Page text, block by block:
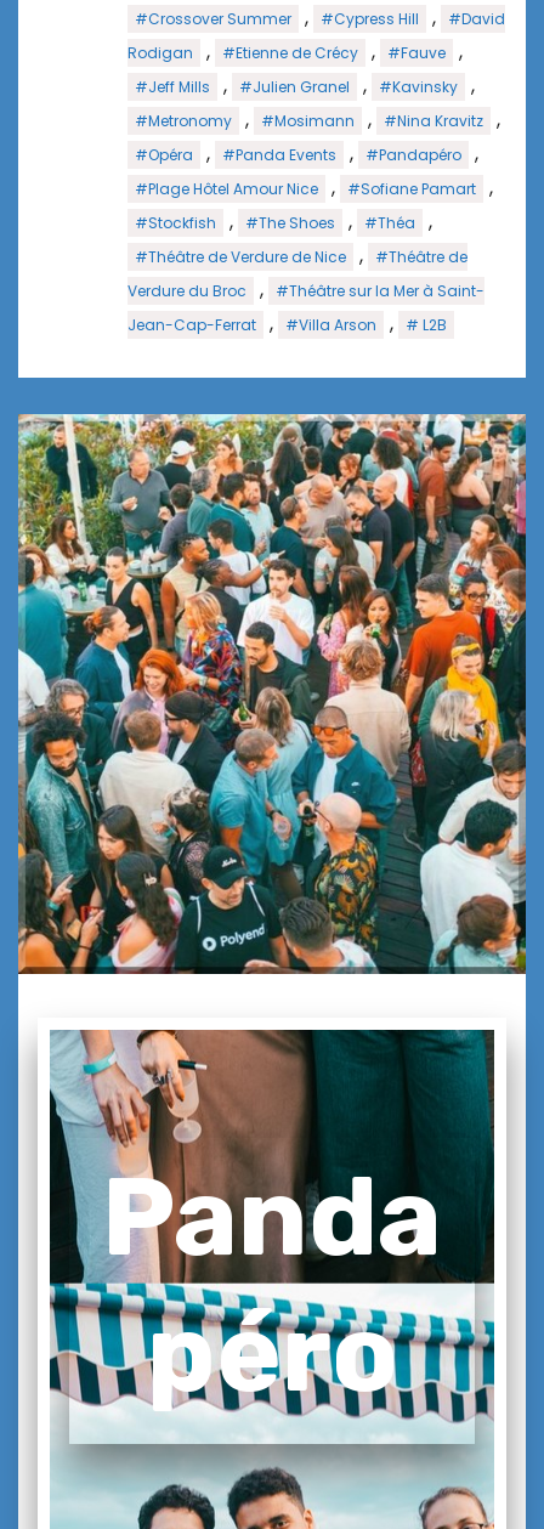
#Crossover Summer , #Cypress Hill ,
#David
Rodigan
, #Etienne de Crécy , #Fauve ,
#Jeff Mills , #Julien Granel , #Kavinsky ,
#Metronomy , #Mosimann , #Nina Kravitz ,
#Opéra , #Panda Events , #Pandapéro ,
#Plage Hôtel Amour Nice , #Sofiane Pamart ,
#Stockfish , #The Shoes , #Théa ,
#Théâtre de Verdure de Nice ,
#Théâtre de
Verdure du Broc
,
#Théâtre sur la Mer à Saint-
Jean-Cap-Ferrat
, #Villa Arson , # L2B
Panda
péro